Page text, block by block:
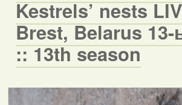
Kestrels’ nests
Brest, Belarus 13-
:: 13th season